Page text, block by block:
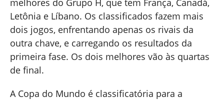
melhores do Grupo H, que tem França, Canadá,
Letônia e Líbano. Os classificados fazem mais
dois jogos, enfrentando apenas os rivais da
outra chave, e carregando os resultados da
primeira fase. Os dois melhores vão às quartas
de final.
A Copa do Mundo é classificatória para a